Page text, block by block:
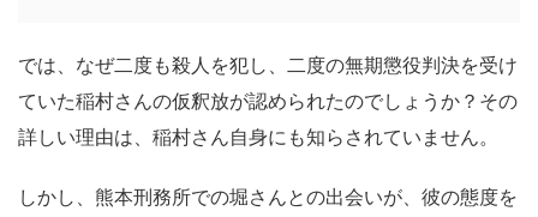
では、なぜ二度も殺人を犯し、二度の無期懲役判決を受け
ていた稲村さんの仮釈放が認められたのでしょうか？その
詳しい理由は、稲村さん自身にも知らされていません。
しかし、熊本刑務所での堀さんとの出会いが、彼の態度を